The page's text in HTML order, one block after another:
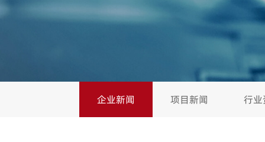
企业新闻 项目新闻 行